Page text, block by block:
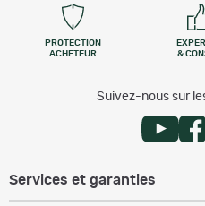
PROTECTION
ACHETEUR
&
Suivez-nous sur
Services et garanties